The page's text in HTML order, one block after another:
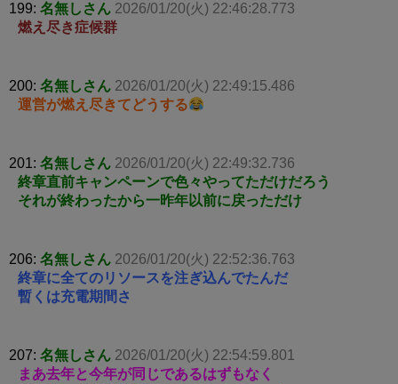
199: 名無しさん 2026/01/20(火) 22:46:28.773
燃え尽き症候群
200: 名無しさん 2026/01/20(火) 22:49:15.486
運営が燃え尽きてどうする
201: 名無しさん 2026/01/20(火) 22:49:32.736
終章直前キャンペーンで色々やってただけだろう
それが終わったから一昨年以前に戻っただけ
206: 名無しさん 2026/01/20(火) 22:52:36.763
終章に全てのリソースを注ぎ込んでたんだ
暫くは充電期間さ
207: 名無しさん 2026/01/20(火) 22:54:59.801
まあ去年と今年が同じであるはずもなく